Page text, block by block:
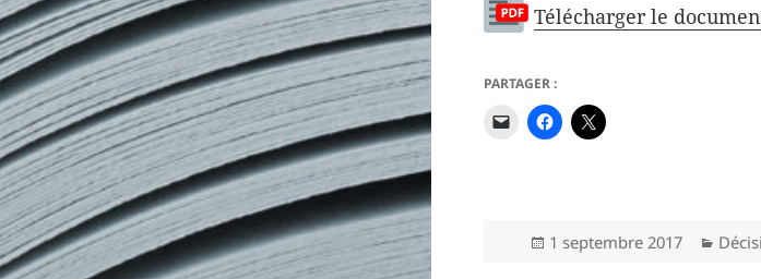
Télécharger le
PARTAGER :
Publié
1 septembre 2017